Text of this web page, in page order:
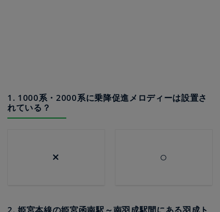
1. 1000系・2000系に乗降促進メロディーは設置さ
れている？
× ○